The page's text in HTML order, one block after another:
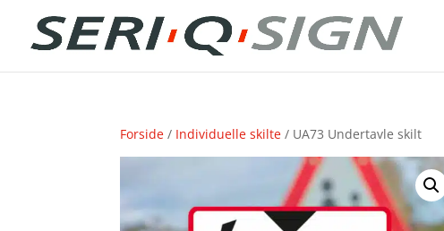
Forside / Individuelle skilte / UA73 Undertavle skilt